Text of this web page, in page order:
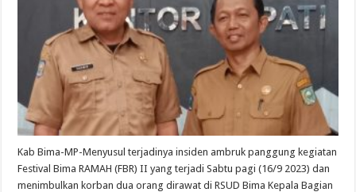
Kab Bima-MP-Menyusul terjadinya insiden ambruk panggung kegiatan
Festival Bima RAMAH (FBR) II yang terjadi Sabtu pagi (16/9 2023) dan
menimbulkan korban dua orang dirawat di RSUD Bima Kepala Bagian